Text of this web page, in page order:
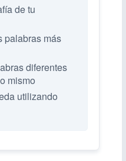
de tu
palabras más
diferentes
mismo
utilizando